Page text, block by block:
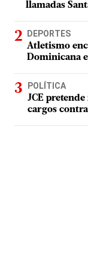
llamadas
DEPORTES
Atletismo
Dominicana
POLÍTICA
JCE
cargos